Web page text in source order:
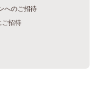
へのご招待
ご招待